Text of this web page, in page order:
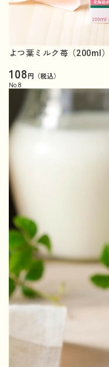
よつ葉ミルク苺（200ml
108円（税込）
No. 8